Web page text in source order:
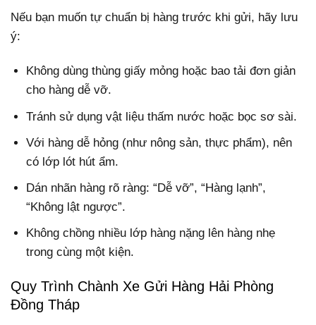
Nếu bạn muốn tự chuẩn bị hàng trước khi gửi, hãy lưu
ý:
Không dùng thùng giấy mỏng hoặc bao tải đơn giản
cho hàng dễ vỡ.
Tránh sử dụng vật liệu thấm nước hoặc bọc sơ sài.
Với hàng dễ hỏng (như nông sản, thực phẩm), nên
có lớp lót hút ẩm.
Dán nhãn hàng rõ ràng: “Dễ vỡ”, “Hàng lạnh”,
“Không lật ngược”.
Không chồng nhiều lớp hàng nặng lên hàng nhẹ
trong cùng một kiện.
Quy Trình Chành Xe Gửi Hàng Hải Phòng
Đồng Tháp